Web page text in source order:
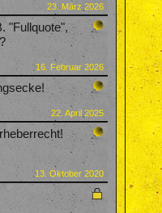
23. März 2026
"Fullquote",
16. Februar 2026
22. April 2025
13. Oktober 2020